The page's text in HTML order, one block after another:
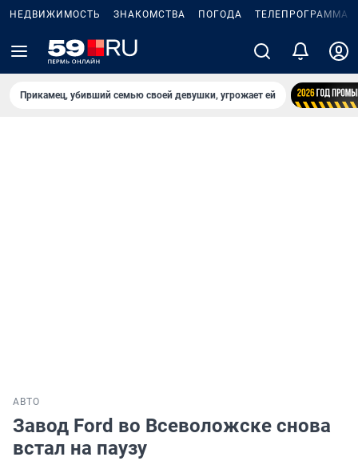
НЕДВИЖИМОСТЬ ЗНАКОМСТВА ПОГОДА ТЕЛЕПРОГРАММА
Прикамец, убивший семью своей девушки, угрожает ей
АВТО
Завод Ford во Всеволожске снова
встал на паузу